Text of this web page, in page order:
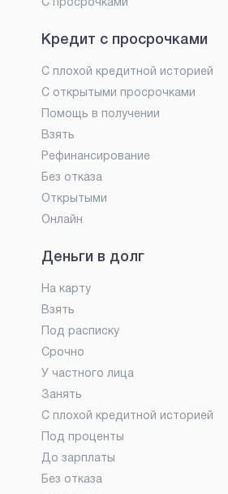
С просрочками
Кредит с просрочками
С плохой кредитной историей
С открытыми просрочками
Помощь в получении
Взять
Рефинансирование
Без отказа
Открытыми
Онлайн
Деньги в долг
На карту
Взять
Под расписку
Срочно
У частного лица
Занять
С плохой кредитной историей
Под проценты
До зарплаты
Без отказа